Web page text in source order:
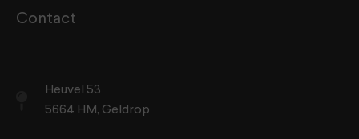
Contact
Heuvel 53
5664 HM, Geldrop